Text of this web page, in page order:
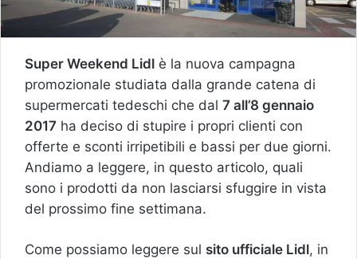
Super Weekend Lidl è la nuova campagna
promozionale studiata dalla grande catena di
supermercati tedeschi che dal 7 all’8 gennaio
2017 ha deciso di stupire i propri clienti con
offerte e sconti irripetibili e bassi per due giorni.
Andiamo a leggere, in questo articolo, quali
sono i prodotti da non lasciarsi sfuggire in vista
del prossimo fine settimana.
Come possiamo leggere sul sito ufficiale Lidl, in